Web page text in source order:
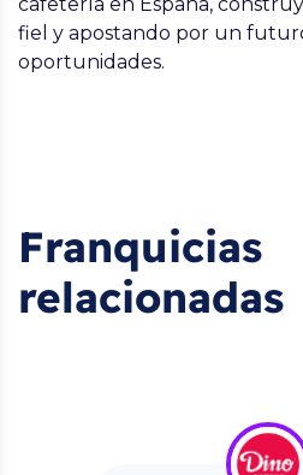
fiel y apostando por un
oportunidades.
Franquicias
relacionadas